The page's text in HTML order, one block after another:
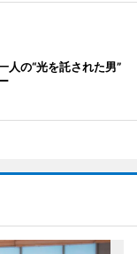
人の“光を託された男”